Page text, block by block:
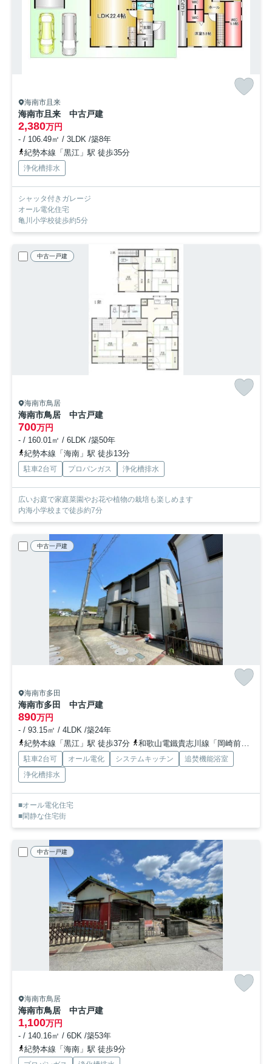
海南市且来
海南市且来 中古戸建
2,380万円
- / 106.49㎡ / 3LDK /築8年
紀勢本線「黒江」駅 徒歩35分
浄化槽排水
シャッタ付きガレージ
オール電化住宅
亀川小学校徒歩約5分
中古一戸建
海南市鳥居
海南市鳥居 中古戸建
700万円
- / 160.01㎡ / 6LDK /築50年
紀勢本線「海南」駅 徒歩13分
駐車2台可 プロパンガス 浄化槽排水
広いお庭で家庭菜園やお花や植物の栽培も楽しめます
内海小学校まで徒歩約7分
中古一戸建
海南市多田
海南市多田 中古戸建
890万円
- / 93.15㎡ / 4LDK /築24年
紀勢本線「黒江」駅 徒歩37分
和歌山電鐵貴志川線「岡崎前」駅 徒歩47分
駐車2台可 オール電化 システムキッチン
追焚機能浴室
浄化槽排水
■オール電化住宅
■閑静な住宅街
中古一戸建
海南市鳥居
海南市鳥居 中古戸建
1,100万円
- / 140.16㎡ / 6DK /築53年
紀勢本線「海南」駅 徒歩9分